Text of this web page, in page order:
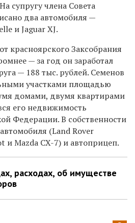
супругу члена Совета
два автомобиля —
и Jaguar XJ.
красноярского Заксобрания
— за год он заработал
— 188 тыс. рублей. Семенов
участками площадью
домами, двумя квартирами
его недвижимость
Федерации. В собственности
(Land Rover
и Mazda CX-7) и автоприцеп.
расходах, об имуществе